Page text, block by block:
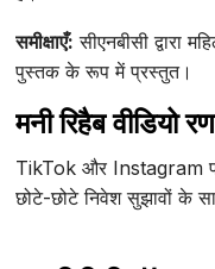
समीक्षाएँ: सीएनबीसी द्वारा
पुस्तक के रूप में प्रस्तुत।
मनी रिहैब वीडियो
TikTok और Instagram
छोटे-छोटे निवेश सुझावों के